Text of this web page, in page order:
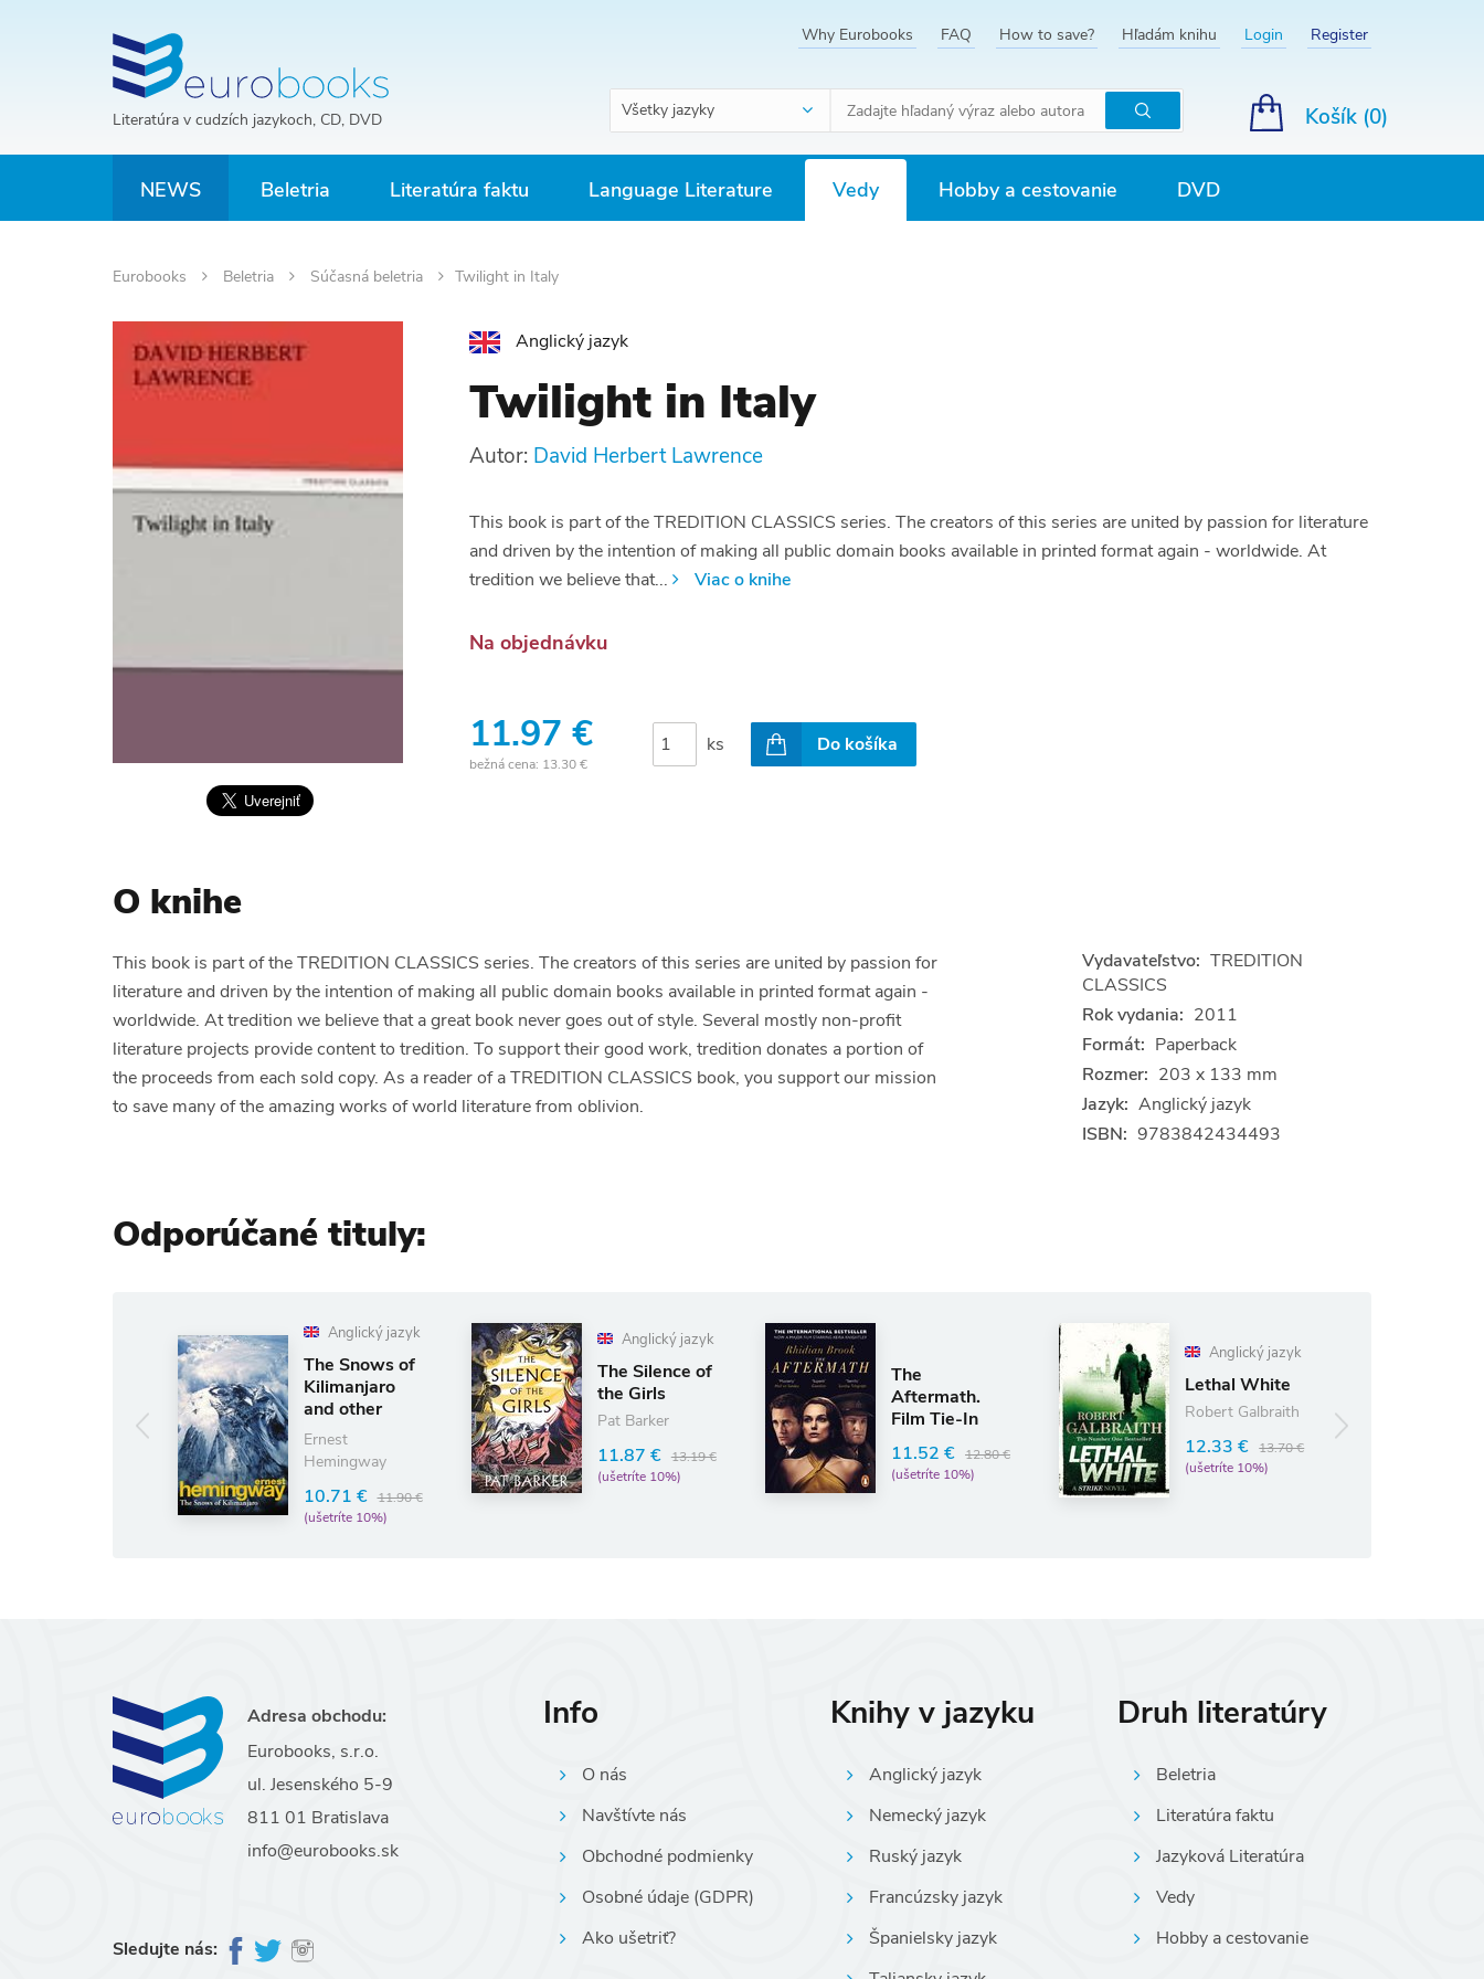
Literatúra v cudzích jazykoch, CD, DVD
Why Eurobooks FAQ How to save? Hľadám knihu Login Register
Všetky jazyky
Hľadať
Košík (0)
NEWS Beletria Literatúra faktu Language Literature Vedy Hobby a cestovanie DVD
Eurobooks Beletria Súčasná beletria Twilight in Italy
Anglický jazyk
Twilight in Italy
Autor: David Herbert Lawrence
This book is part of the TREDITION CLASSICS series. The creators of this series are united by passion for literature
and driven by the intention of making all public domain books available in printed format again - worldwide. At
tredition we believe that...
Viac o knihe
Na objednávku
11.97 €
bežná cena: 13.30 €
ks Do košíka
O knihe
This book is part of the TREDITION CLASSICS series. The creators of this series are united by passion for
literature and driven by the intention of making all public domain books available in printed format again -
worldwide. At tredition we believe that a great book never goes out of style. Several mostly non-profit
literature projects provide content to tredition. To support their good work, tredition donates a portion of
the proceeds from each sold copy. As a reader of a TREDITION CLASSICS book, you support our mission
to save many of the amazing works of world literature from oblivion.
Vydavateľstvo: TREDITION
CLASSICS
Rok vydania: 2011
Formát: Paperback
Rozmer: 203 x 133 mm
Jazyk: Anglický jazyk
ISBN: 9783842434493
Odporúčané tituly:
Anglický jazyk
The Snows of
Kilimanjaro
and other
Stories
Ernest
Hemingway
10.71 € 11.90 €
(ušetríte 10%)
Anglický jazyk
The Silence of
the Girls
Pat Barker
11.87 € 13.19 €
(ušetríte 10%)
The
Aftermath.
Film Tie-In
11.52 € 12.80 €
(ušetríte 10%)
Anglický jazyk
Lethal White
Robert Galbraith
12.33 € 13.70 €
(ušetríte 10%)
13.19 €
Adresa obchodu:
Eurobooks, s.r.o.
ul. Jesenského 5-9
811 01 Bratislava
info@eurobooks.sk
Sledujte nás:
Info
O nás
Navštívte nás
Obchodné podmienky
Osobné údaje (GDPR)
Ako ušetriť?
Knihy v jazyku
Anglický jazyk
Nemecký jazyk
Ruský jazyk
Francúzsky jazyk
Španielsky jazyk
Druh literatúry
Beletria
Literatúra faktu
Jazyková Literatúra
Vedy
Hobby a cestovanie